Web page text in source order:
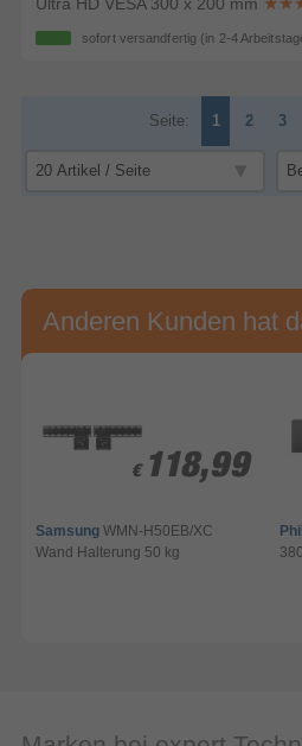
sofort versandfertig (in 2-4
Seite: 1 2 3
Anderen Kunden hat
€ 118,99
€ 118,99
Samsung WMN-H50EB/XC
Wand Halterung 50 kg